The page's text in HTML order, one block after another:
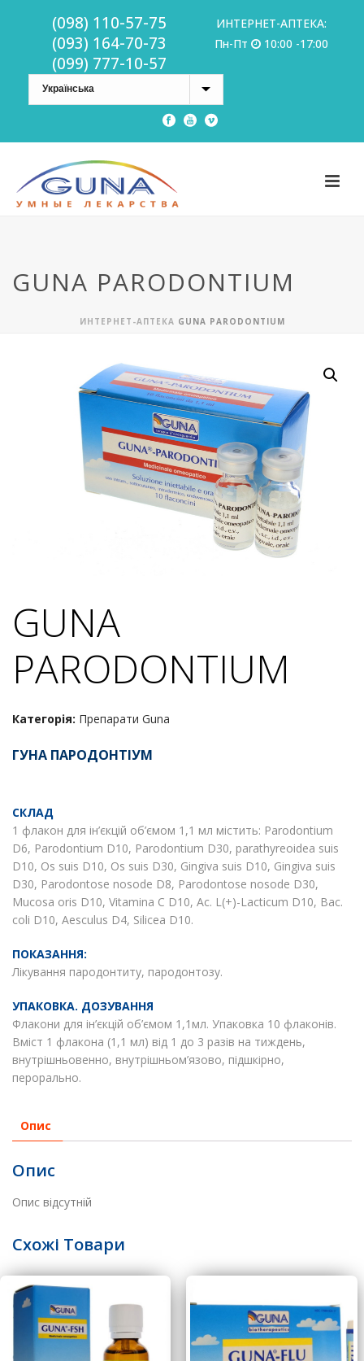
(098) 110-57-75
(093) 164-70-73
(099) 777-10-57
ИНТЕРНЕТ-АПТЕКА:
Пн-Пт
10:00 -17:00
GUNA PARODONTIUM
ИНТЕРНЕТ-АПТЕКА GUNA PARODONTIUM
GUNA
PARODONTIUM
Категорія: Препарати Guna
ГУНА ПАРОДОНТІУМ
СКЛАД
1 флакон для ін’єкцій об’ємом 1,1 мл містить: Parodontium
D6, Parodontium D10, Parodontium D30, parathyreoidea suis
D10, Os suis D10, Os suis D30, Gingiva suis D10, Gingiva suis
D30, Parodontose nosode D8, Parodontose nosode D30,
Mucosa oris D10, Vitamina C D10, Ac. L(+)-Lacticum D10, Bac.
coli D10, Aesculus D4, Silicea D10.
ПОКАЗАННЯ:
Лікування пародонтиту, пародонтозу.
УПАКОВКА. ДОЗУВАННЯ
Флакони для ін’єкцій об’ємом 1,1мл. Упаковка 10 флаконів.
Вміст 1 флакона (1,1 мл) від 1 до 3 разів на тиждень,
внутрішньовенно, внутрішньом’язово, підшкірно,
перорально.
Опис
Опис
Опис відсутній
Схожі Товари